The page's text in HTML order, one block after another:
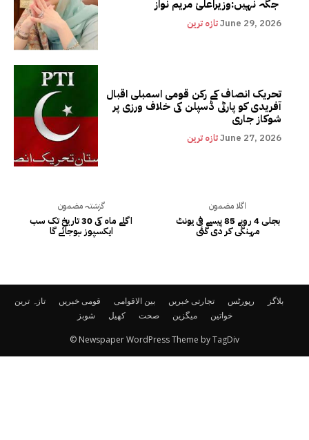
تازہ ترینJune 29, 2026
تحریک انصاف کے رکن قومی اسمبلی اقبال
آفریدی کو پارٹی ڈسپلن کی خلاف ورزی پر
شوکاز جاری
تازہ ترینJune 27, 2026
گزشتہ مضمون
اگلے ماہ کی 30 تاریخ تک سب
ایکسپوز ہوجائے گا
اگلا مضمون
بجلی 4 روپے 85 پیسے فی یونٹ
مہنگی کر دی گئی
تازہ ترین قومی خبریں بین الاقوامی تجارتی خبریں رپورٹس
بلاگز
شوبز
کھیل صحت میگزین خواتین
© Newspaper WordPress Theme by TagDiv